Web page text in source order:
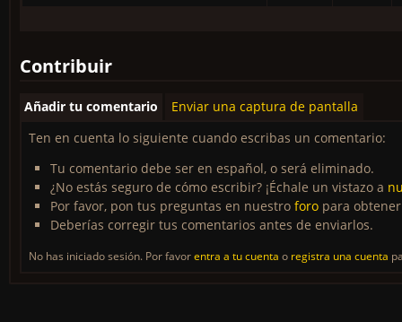
Contribuir
Añadir tu comentario
Enviar una captura de pantalla
Ten en cuenta lo siguiente cuando escribas un comentario:
Tu comentario debe ser en español, o será eliminado.
¿No estás seguro de cómo escribir? ¡Échale un vistazo a
Por favor, pon tus preguntas en nuestro foro para
Deberías corregir tus comentarios antes de enviarlos.
No has iniciado sesión. Por favorentra a tu cuenta o registra una cuenta